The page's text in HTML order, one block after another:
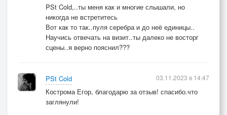
PSt Cold,..ты меня как и многие слышали, но
никогда не встретитесь
Вот как то так..пуля серебра и до неё единицы..
Научись отвечать на визит..ты далеко не восторг
сцены..я верно пояснил???
PSt Cold
Кострома Егор, благодарю за отзыв! спасибо.что
заглянули!
03.11.2023 в 14:47